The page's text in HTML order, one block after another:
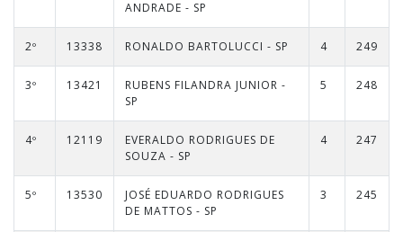
ANDRADE - SP
2º 13338 RONALDO BARTOLUCCI - SP 4 249
3º 13421
RUBENS FILANDRA JUNIOR -
SP
5 248
4º 12119
EVERALDO RODRIGUES DE
SOUZA - SP
4 247
5º 13530
JOSÉ EDUARDO RODRIGUES
DE MATTOS - SP
3 245